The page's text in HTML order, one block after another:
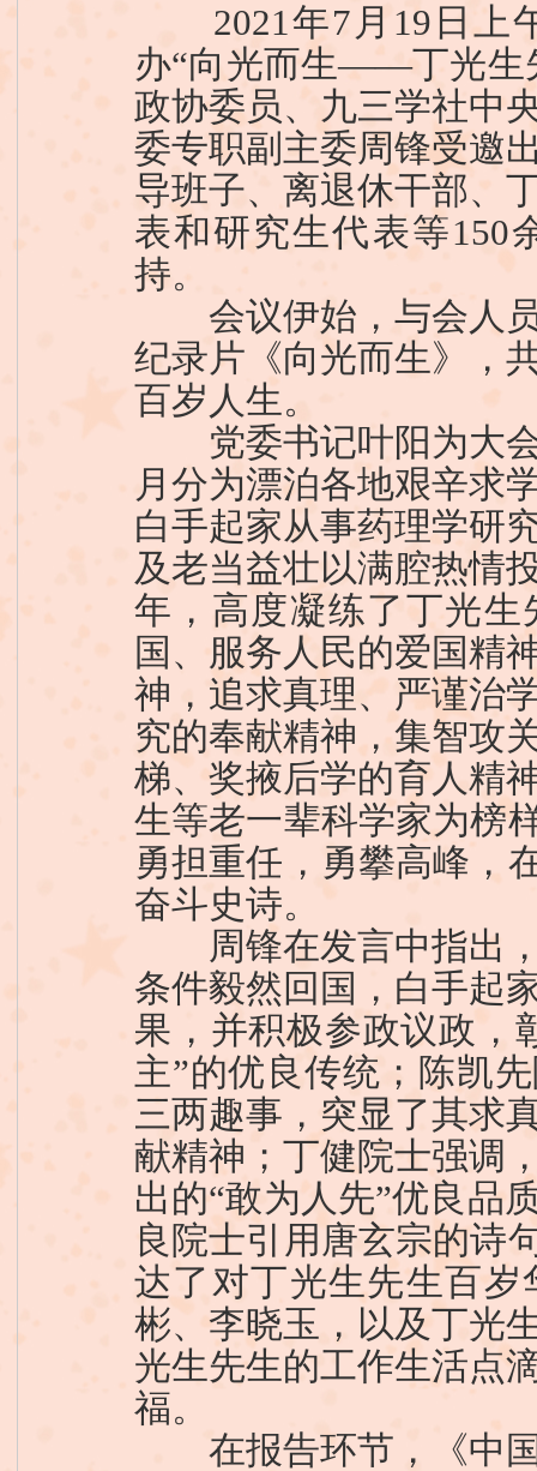
2021年7月19日上
办“向光而生——丁光生
政协委员、九三学社中
委专职副主委周锋受邀
导班子、离退休干部、
表和研究生代表等150
持。
会议伊始，与会人员
纪录片《向光而生》，
百岁人生。
党委书记叶阳为大会
月分为漂泊各地艰辛求
白手起家从事药理学研
及老当益壮以满腔热情
年，高度凝练了丁光
国、服务人民的爱国精
神，追求真理、严谨治
究的奉献精神，集智攻
梯、奖掖后学的育人精
生等老一辈科学家为榜
勇担重任，勇攀高峰，
奋斗史诗。
周锋在发言中指出，
条件毅然回国，白手起
果，并积极参政议政，
主”的优良传统；陈凯
三两趣事，突显了其求
献精神；丁健院士强调
出的“敢为人先”优良品
良院士引用唐玄宗的诗
达了对丁光生先生百
彬、李晓玉，以及丁光
光生先生的工作生活点
福。
在报告环节，《中国